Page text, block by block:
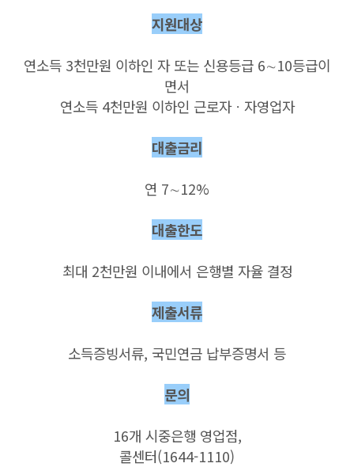
지원대상
연소득 3천만원 이하인 자 또는 신용등급 6∼10등급이
면서
연소득 4천만원 이하인 근로자ㆍ자영업자
대출금리
연 7∼12%
대출한도
최대 2천만원 이내에서 은행별 자율 결정
제출서류
소득증빙서류, 국민연금 납부증명서 등
문의
16개 시중은행 영업점,
콜센터(1644-1110)